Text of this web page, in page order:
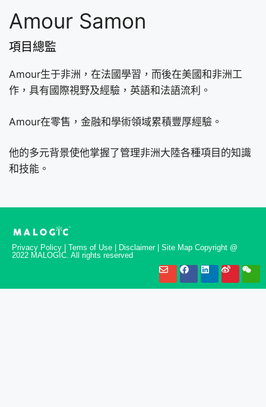
Amour Samon
項目總監
Amour生于非洲，在法國學習，而後在美國和非洲工
作，具有國際視野及經驗，英語和法語流利。
Amour在零售，金融和學術領域累積豐厚經驗。
他的多元背景使他掌握了管理非洲大陸各種項目的知識
和技能。
Privacy Policy | Tems of Use | Disclaimer | Site Map Copyright @
2022 MALOGIC. All rights reserved